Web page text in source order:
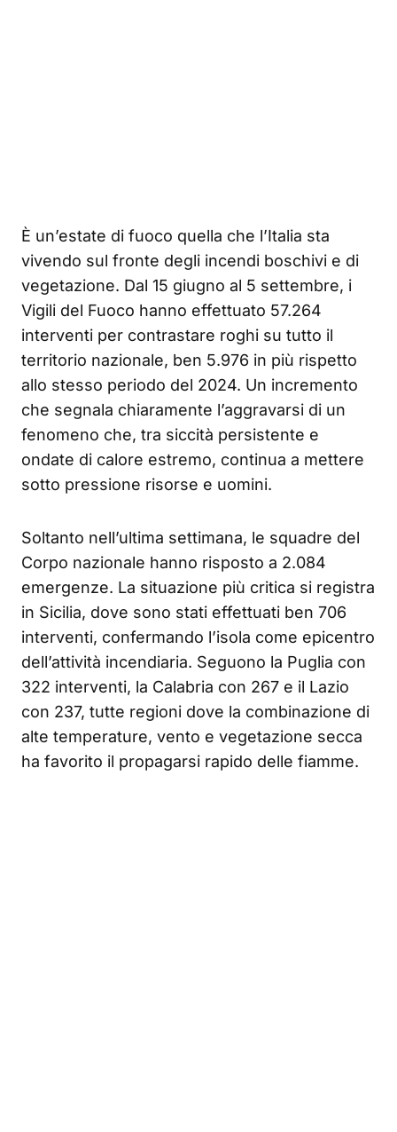
È un’estate di fuoco quella che l’Italia sta
vivendo sul fronte degli incendi boschivi e di
vegetazione. Dal 15 giugno al 5 settembre, i
Vigili del Fuoco hanno effettuato 57.264
interventi per contrastare roghi su tutto il
territorio nazionale, ben 5.976 in più rispetto
allo stesso periodo del 2024. Un incremento
che segnala chiaramente l’aggravarsi di un
fenomeno che, tra siccità persistente e
ondate di calore estremo, continua a mettere
sotto pressione risorse e uomini.
Soltanto nell’ultima settimana, le squadre del
Corpo nazionale hanno risposto a 2.084
emergenze. La situazione più critica si registra
in Sicilia, dove sono stati effettuati ben 706
interventi, confermando l’isola come epicentro
dell’attività incendiaria. Seguono la Puglia con
322 interventi, la Calabria con 267 e il Lazio
con 237, tutte regioni dove la combinazione di
alte temperature, vento e vegetazione secca
ha favorito il propagarsi rapido delle fiamme.